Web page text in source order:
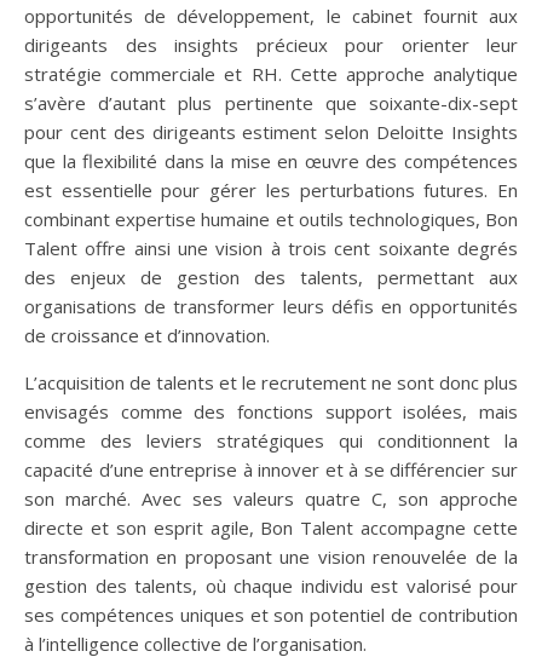
opportunités de développement, le cabinet fournit aux
dirigeants des insights précieux pour orienter leur
stratégie commerciale et RH. Cette approche analytique
s’avère d’autant plus pertinente que soixante-dix-sept
pour cent des dirigeants estiment selon Deloitte Insights
que la flexibilité dans la mise en œuvre des compétences
est essentielle pour gérer les perturbations futures. En
combinant expertise humaine et outils technologiques, Bon
Talent offre ainsi une vision à trois cent soixante degrés
des enjeux de gestion des talents, permettant aux
organisations de transformer leurs défis en opportunités
de croissance et d’innovation.
L’acquisition de talents et le recrutement ne sont donc plus
envisagés comme des fonctions support isolées, mais
comme des leviers stratégiques qui conditionnent la
capacité d’une entreprise à innover et à se différencier sur
son marché. Avec ses valeurs quatre C, son approche
directe et son esprit agile, Bon Talent accompagne cette
transformation en proposant une vision renouvelée de la
gestion des talents, où chaque individu est valorisé pour
ses compétences uniques et son potentiel de contribution
à l’intelligence collective de l’organisation.